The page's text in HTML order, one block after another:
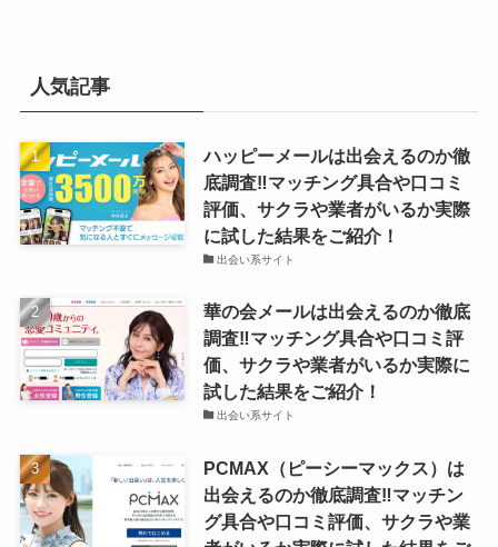
人気記事
ハッピーメールは出会えるのか徹
底調査‼マッチング具合や口コミ
評価、サクラや業者がいるか実際
に試した結果をご紹介！
出会い系サイト
華の会メールは出会えるのか徹底
調査‼マッチング具合や口コミ評
価、サクラや業者がいるか実際に
試した結果をご紹介！
出会い系サイト
PCMAX（ピーシーマックス）は
出会えるのか徹底調査‼マッチン
グ具合や口コミ評価、サクラや業